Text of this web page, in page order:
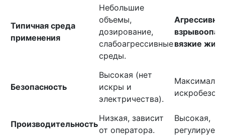
Типичная среда
применения
Небольшие
объемы,
дозирование,
слабоагрессивные
среды.
вязкие
Безопасность
Высокая (нет
искры и
электричества).
Производительность
Низкая, зависит
от оператора.
Высокая,